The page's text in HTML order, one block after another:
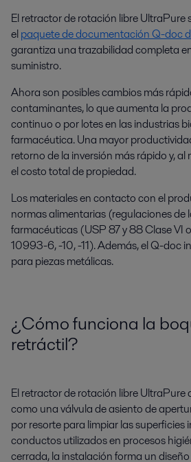
El retractor de rotación libre UltraPure
elpaquete de documentación Q-doc
garantiza una trazabilidad completa
suministro.
Ahora son posibles cambios más
contaminantes, lo que aumenta la
continuo o por lotes en las industrias
farmacéutica. Una mayor
retorno de la inversión más rápido y,
el costo total de propiedad.
Los materiales en contacto con el
normas alimentarias (regulaciones de
farmacéuticas (USP 87 y 88 Clase VI
10993-6, -10, -11). Además, el Q-doc
para piezas metálicas.
¿Cómo funciona la
retráctil?
El retractor de rotación libre UltraPure
como una válvula de asiento de
por resorte para limpiar las superficies
conductos utilizados en procesos
cerrada, la instalación forma un